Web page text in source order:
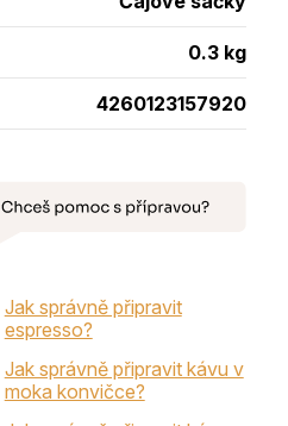
0.3 kg
4260123157920
Jak správně připravit
espresso?
Jak správně připravit kávu v
moka konvičce?